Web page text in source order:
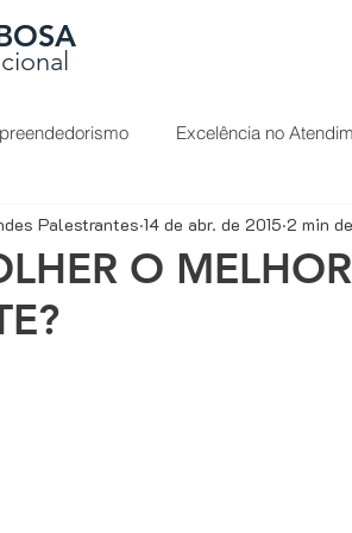
Excelência no
palestrante de vendas Palestrante
ao cliente
O MELHOR
Palestrantes 14 de abr. de 2015 2 min